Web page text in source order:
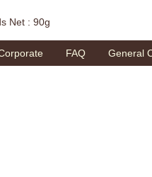
Net : 90g
FAQ General